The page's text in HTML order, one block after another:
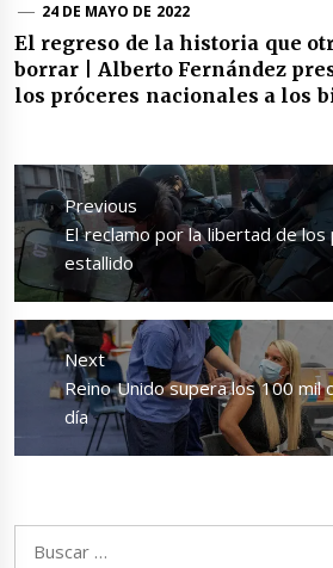
24 DE MAYO DE 2022
El regreso de la historia que
borrar | Alberto Fernández
los próceres nacionales a los
Navegación
de
entradas
Previous
Previous
post:
El reclamo por la libertad de
estallido
Next
Next
post:
Reino Unido supera los 100 mil
día